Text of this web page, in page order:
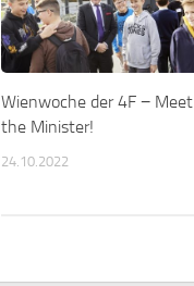
Wienwoche der 4F − Meet
the Minister!
24.10.2022